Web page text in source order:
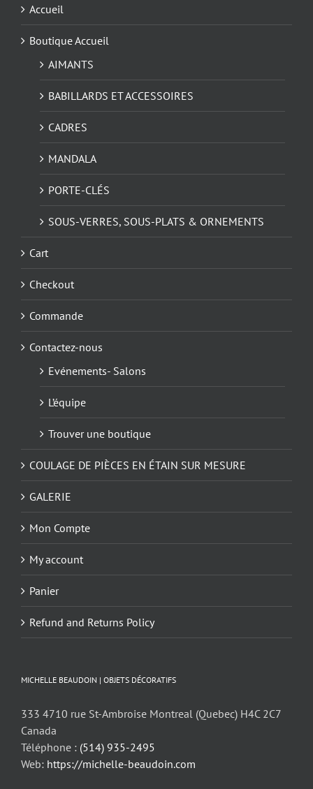
Accueil
Boutique Accueil
AIMANTS
BABILLARDS ET ACCESSOIRES
CADRES
MANDALA
PORTE-CLÉS
SOUS-VERRES, SOUS-PLATS & ORNEMENTS
Cart
Checkout
Commande
Contactez-nous
Evénements- Salons
L’équipe
Trouver une boutique
COULAGE DE PIÈCES EN ÉTAIN SUR MESURE
GALERIE
Mon Compte
My account
Panier
Refund and Returns Policy
MICHELLE BEAUDOIN | OBJETS DÉCORATIFS
333 4710 rue St-Ambroise Montreal (Quebec) H4C 2C7
Canada
Téléphone : (514) 935-2495
Web: https://michelle-beaudoin.com